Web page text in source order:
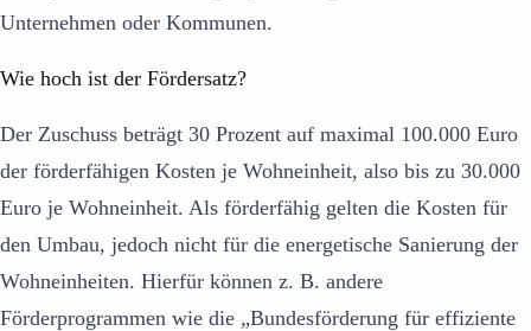
Unternehmen oder Kommunen.
Wie hoch ist der Fördersatz?
Der Zuschuss beträgt 30 Prozent auf maximal 100.000 Euro
der förderfähigen Kosten je Wohneinheit, also bis zu 30.000
Euro je Wohneinheit. Als förderfähig gelten die Kosten für
den Umbau, jedoch nicht für die energetische Sanierung der
Wohneinheiten. Hierfür können z. B. andere
Förderprogrammen wie die „Bundesförderung für effiziente